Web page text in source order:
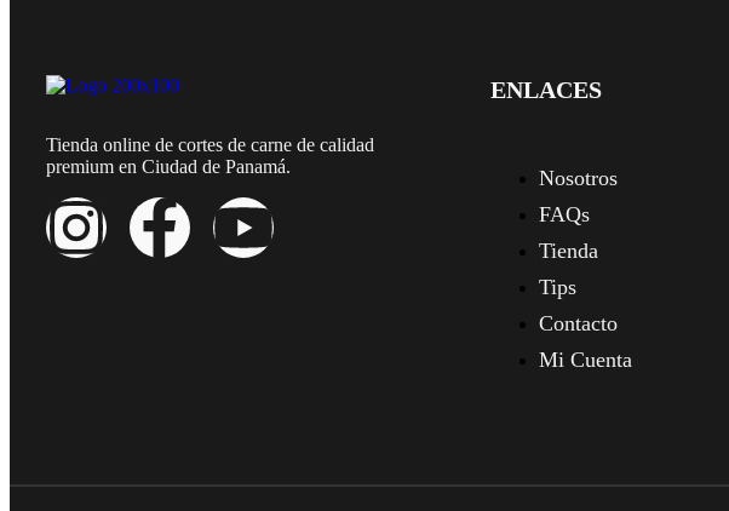
Tienda online de cortes de carne de calidad
premium en Ciudad de Panamá.
ENLACES
Nosotros
FAQs
Tienda
Tips
Contacto
Mi Cuenta